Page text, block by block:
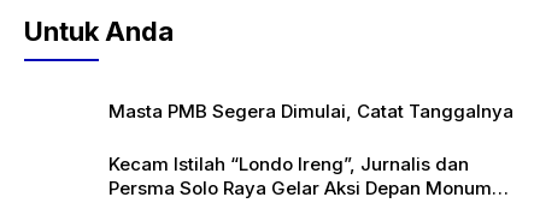
Untuk Anda
Masta PMB Segera Dimulai, Catat Tanggalnya
Kecam Istilah “Londo Ireng”, Jurnalis dan
Persma Solo Raya Gelar Aksi Depan Monumen